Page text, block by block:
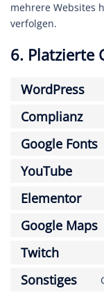
mehrere Websites
verfolgen.
6. Platzierte
WordPress
Complianz
Google Fonts
YouTube
Elementor
Google Maps
Twitch
Sonstiges